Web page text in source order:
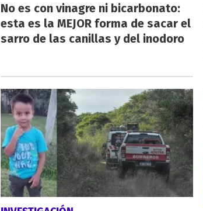
No es con vinagre ni bicarbonato:
esta es la MEJOR forma de sacar el
sarro de las canillas y del inodoro